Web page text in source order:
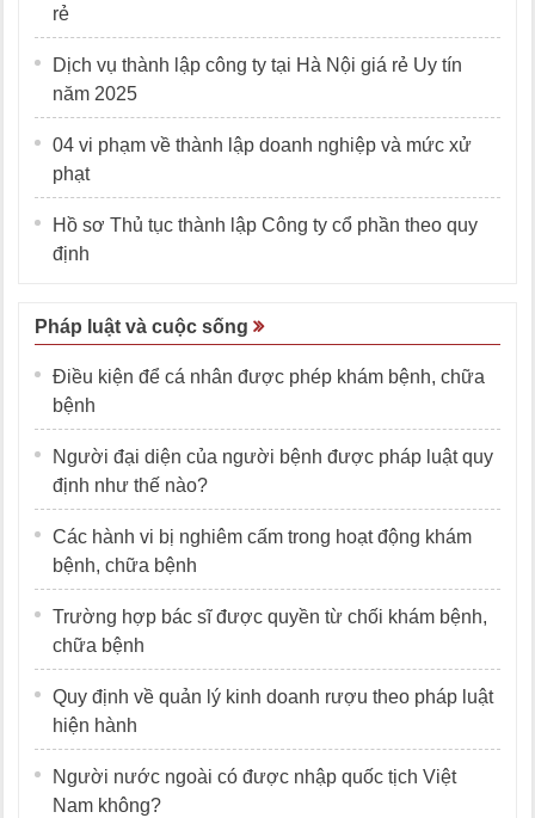
rẻ
Dịch vụ thành lập công ty tại Hà Nội giá rẻ Uy tín
năm 2025
04 vi phạm về thành lập doanh nghiệp và mức xử
phạt
Hồ sơ Thủ tục thành lập Công ty cổ phần theo quy
định
Pháp luật và cuộc sống
Điều kiện để cá nhân được phép khám bệnh, chữa
bệnh
Người đại diện của người bệnh được pháp luật quy
định như thế nào?
Các hành vi bị nghiêm cấm trong hoạt động khám
bệnh, chữa bệnh
Trường hợp bác sĩ được quyền từ chối khám bệnh,
chữa bệnh
Quy định về quản lý kinh doanh rượu theo pháp luật
hiện hành
Người nước ngoài có được nhập quốc tịch Việt
Nam không?